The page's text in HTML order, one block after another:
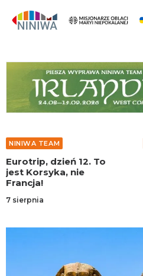
WYDARZENIA
O NAS
WSPÓLNOTA
NINIWA TEAM
FESTIWAL ŻYCIA
WOLONTARIAT
AKTUALNOŚCI
NINIWA TEAM
Eurotrip, dzień 12. To
jest Korsyka, nie
Francja!
7 sierpnia